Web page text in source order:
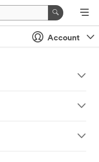
Account